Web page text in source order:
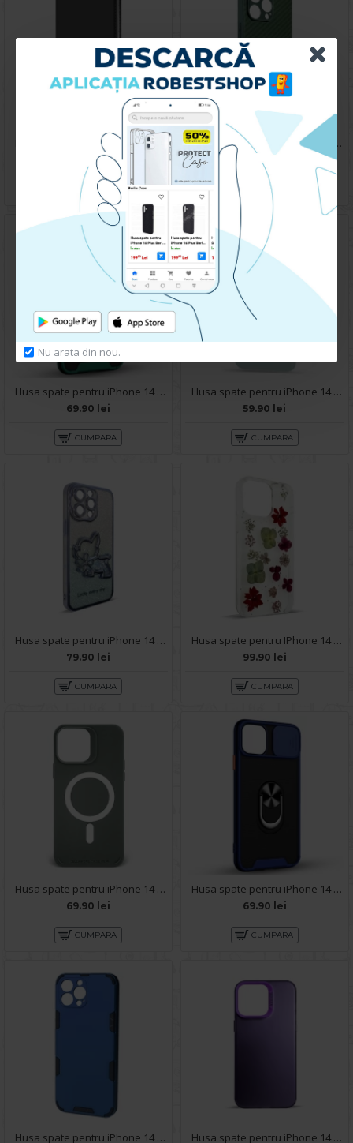
Nu arata din nou.
59.90 lei
CUMPARA
Husa spate pentru iPhone 14 Pro Max- Lys case Verde
59.90 lei
CUMPARA
Husa spate pentru iPhone 14 Pro Max - Slide Case Verde
69.90 lei
CUMPARA
Husa spate pentru iPhone 14 Pro Max - Silicon Line Verde Gri
59.90 lei
CUMPARA
Husa spate pentru iPhone 14 Pro Max - Doo Case Albastru
79.90 lei
CUMPARA
Husa spate pentru IPhone 14 Pro Max- Natural case
99.90 lei
CUMPARA
Husa spate pentru iPhone 14 Pro Max - YOTOO Case Gri
69.90 lei
CUMPARA
Husa spate pentru iPhone 14 Pro Max - Slide Case Albastru
69.90 lei
CUMPARA
Husa spate pentru iPhone 14 Pro Max - Mantis Case Albastru / Negru Husa spate pentru iPhone 14 Pro Max- Glace case Mov